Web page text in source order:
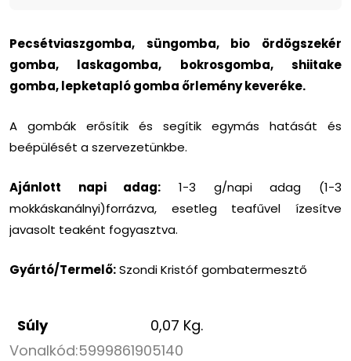
Pecsétviaszgomba, süngomba, bio ördögszekér
gomba, laskagomba, bokrosgomba, shiitake
gomba, lepketapló gomba őrlemény keveréke.
A gombák erősítik és segítik egymás hatását és
beépülését a szervezetünkbe.
Ajánlott napi adag: 1-3 g/napi adag (1-3
mokkáskanálnyi)forrázva, esetleg teafűvel ízesítve
javasolt teaként fogyasztva.
Gyártó/Termelő:Szondi Kristóf gombatermesztő
Súly
0,07 Kg.
Vonalkód:5999861905140